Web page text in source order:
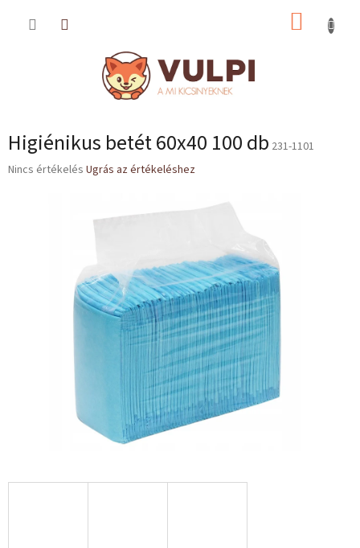
KOSÁR
Higiénikus betét 60x40 100 db 231-1101
A
Nincs értékelés Ugrás az értékeléshez